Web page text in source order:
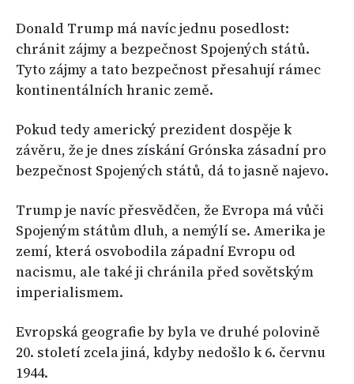
Donald Trump má navíc jednu posedlost:
chránit zájmy a bezpečnost Spojených států.
Tyto zájmy a tato bezpečnost přesahují rámec
kontinentálních hranic země.
Pokud tedy americký prezident dospěje k
závěru, že je dnes získání Grónska zásadní pro
bezpečnost Spojených států, dá to jasně najevo.
Trump je navíc přesvědčen, že Evropa má vůči
Spojeným státům dluh, a nemýlí se. Amerika je
zemí, která osvobodila západní Evropu od
nacismu, ale také ji chránila před sovětským
imperialismem.
Evropská geografie by byla ve druhé polovině
20. století zcela jiná, kdyby nedošlo k 6. červnu
1944.